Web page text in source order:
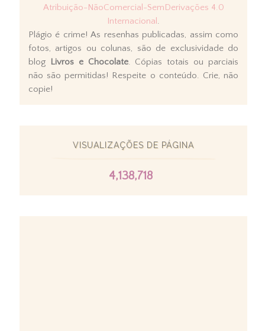
Atribuição-NãoComercial-SemDerivações 4.0
Internacional .
Plágio é crime! As resenhas publicadas, assim como
fotos, artigos ou colunas, são de exclusividade do
blog Livros e Chocolate. Cópias totais ou parciais
não são permitidas! Respeite o conteúdo. Crie, não
copie!
VISUALIZAÇÕES DE PÁGINA
4,138,718